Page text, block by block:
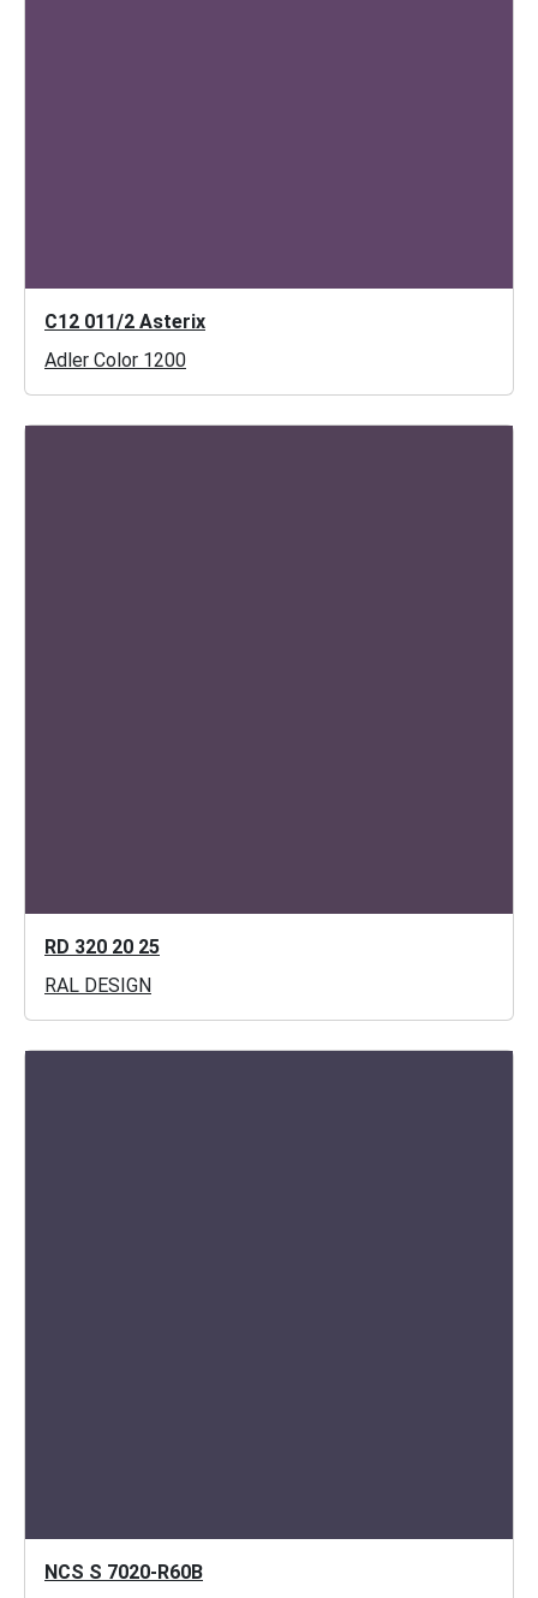
C12 011/2 Asterix
Adler Color 1200
RD 320 20 25
RAL DESIGN
NCS S 7020-R60B